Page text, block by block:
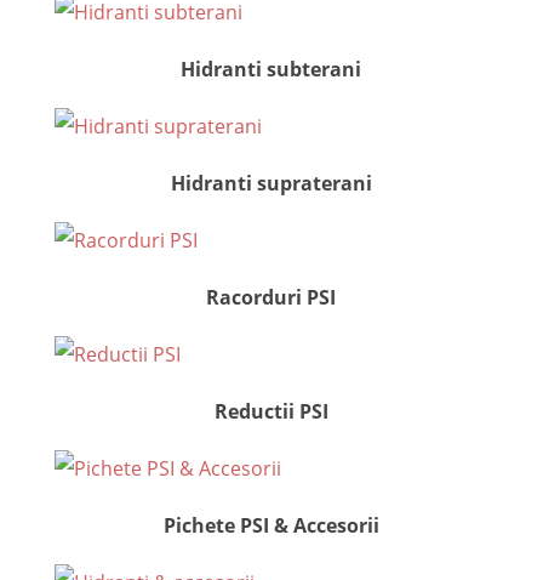
Hidranti subterani
Hidranti supraterani
Racorduri PSI
Reductii PSI
Pichete PSI & Accesorii